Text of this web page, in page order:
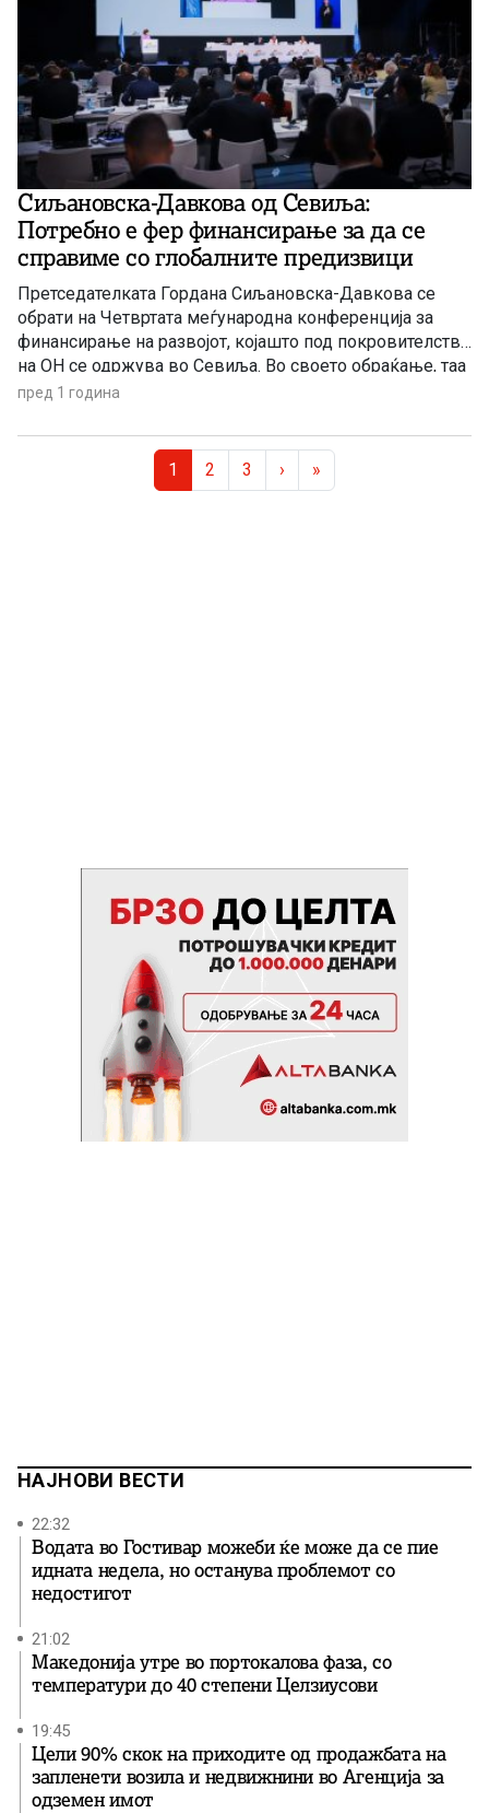
Сиљановска-Давкова од Севиља:
Потребно е фер финансирање за да се
справиме со глобалните предизвици
Претседателката Гордана Сиљановска-Давкова се
обрати на Четвртата меѓународна конференција за
финансирање на развојот, којашто под покровителство
на ОН се одржува во Севиља. Во своето обраќање, таа
ја истакна важноста на мултилатерализмот и
сиромаштијата, климатските промени, нееднаквоста и
социјалната неправда. Сиљановска-Давкова
предупреди дека постојат сериозни геополитички и
пред 1 година
Current Page
1 Page
2 Page
3 › »
НАЈНОВИ ВЕСТИ
22:32
Водата во Гостивар можеби ќе може да се пие
идната недела, но останува проблемот со
недостигот
21:02
Македонија утре во портокалова фаза, со
температури до 40 степени Целзиусови
19:45
Цели 90% скок на приходите од продажбата на
запленети возила и недвижнини во Агенција за
одземен имот